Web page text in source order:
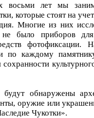
восьми лет мы
которые стоят на
Многие из них
не было приборов
фотофиксации.
по каждому
обнаружены
оружие или
Чукотки».